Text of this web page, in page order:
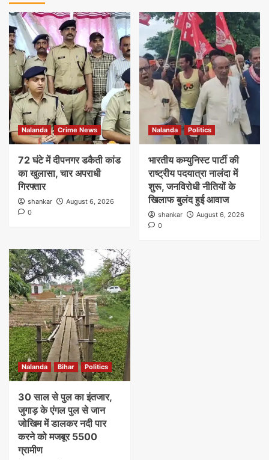
Nalanda Crime News
72 घंटे में दीपनगर डकैती कांड
का खुलासा, चार अपराधी
गिरफ्तार
shankar
August 6, 2026
0
Nalanda Politics
भारतीय कम्युनिस्ट पार्टी की
राष्ट्रीय पदयात्रा नालंदा में
शुरू, जनविरोधी नीतियों के
खिलाफ बुलंद हुई आवाज
shankar
August 6, 2026
0
Nalanda Bihar Politics
30 साल से पुल का इंतजार,
जुगाड़ के एंगल पुल से जान
जोखिम में डालकर नदी पार
करने को मजबूर 5500
ग्रामीण